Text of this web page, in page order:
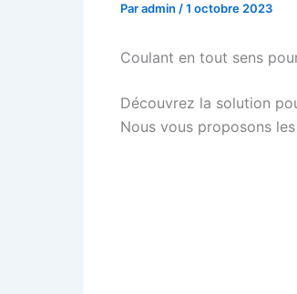
Paradmin /1 octobre 2023
Coulant en tout sens
Découvrez la solution
Nous vous proposons